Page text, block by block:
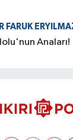
FARUK
Anaları!